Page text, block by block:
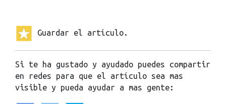
Guardar el artículo.
Si te ha gustado y ayudado puedes compartir
en redes para que el artículo sea mas
visible y pueda ayudar a mas gente: